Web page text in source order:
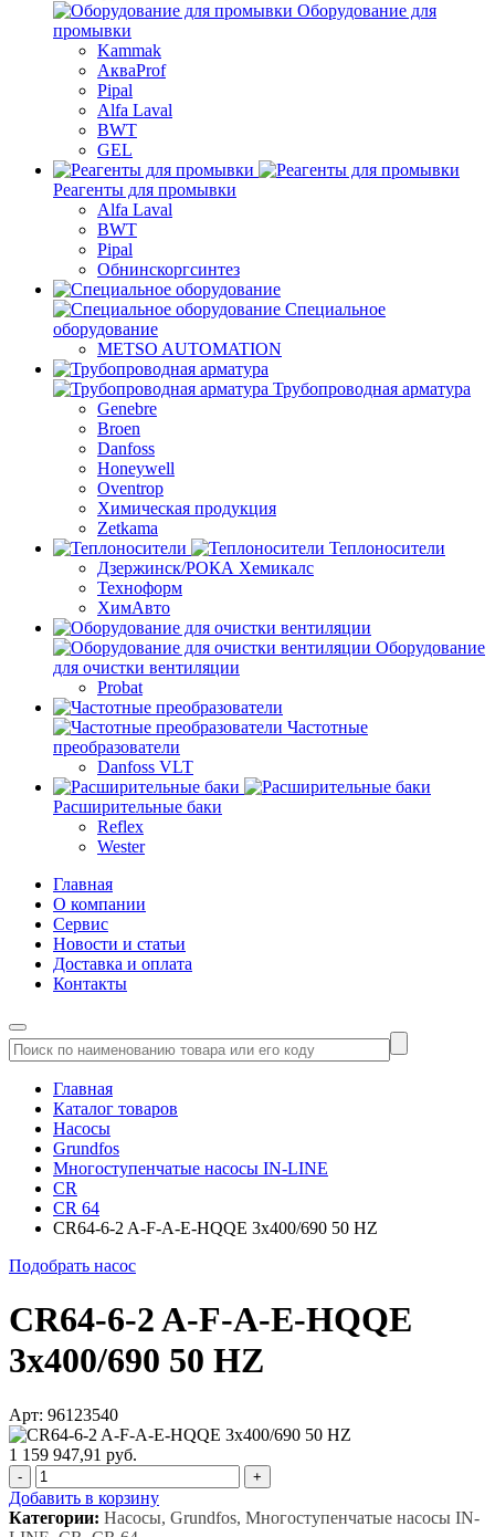
Оборудование для
промывки
Kammak
АкваProf
Pipal
Alfa Laval
BWT
GEL
Реагенты для промывки
Alfa Laval
BWT
Pipal
Обнинскоргсинтез
Специальное
оборудование
METSO AUTOMATION
Трубопроводная арматура
Genebre
Broen
Danfoss
Honeywell
Oventrop
Химическая продукция
Zetkama
Теплоносители
Дзержинск/РОКА Хемикалс
Техноформ
ХимАвто
Оборудование
для очистки вентиляции
Probat
Частотные
преобразователи
Danfoss VLT
Расширительные баки
Reflex
Wester
Главная
О компании
Сервис
Новости и статьи
Доставка и оплата
Контакты
Главная
Каталог товаров
Насосы
Grundfos
Многоступенчатые насосы IN-LINE
CR
CR 64
CR64-6-2 A-F-A-E-HQQE 3x400/690 50 HZ
Подобрать насос
CR64-6-2 A-F-A-E-HQQE
3x400/690 50 HZ
Арт: 96123540
1 159 947,91 руб.
- +
Добавить в корзину
Категории: Насосы, Grundfos, Многоступенчатые насосы IN-